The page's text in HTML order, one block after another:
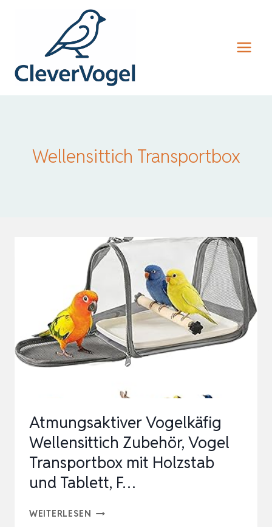
Wellensittich Transportbox
Atmungsaktiver Vogelkäfig
Wellensittich Zubehör, Vogel
Transportbox mit Holzstab
und Tablett, F…
WEITERLESEN ATMUNGSAKTIVER